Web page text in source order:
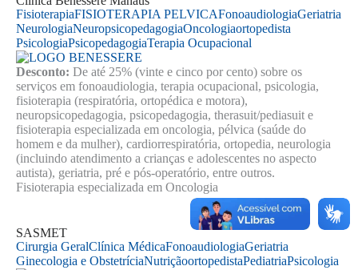
FisioterapiaFISIOTERAPIA PELVICAFonoaudiologiaGeriatria
NeurologiaNeuropsicopedagogiaOncologiaortopedista
PsicologiaPsicopedagogiaTerapia Ocupacional
Desconto: De até 25% (vinte e cinco por cento) sobre os
serviços em fonoaudiologia, terapia ocupacional, psicologia,
fisioterapia (respiratória, ortopédica e motora),
neuropsicopedagogia, psicopedagogia, therasuit/pediasuit e
fisioterapia especializada em oncologia, pélvica (saúde do
homem e da mulher), cardiorrespiratória, ortopedia, neurologia
(incluindo atendimento a crianças e adolescentes no aspecto
autista), geriatria, pré e pós-operatório, entre outros.
Fisioterapia especializada em Oncologia
SASMET
Cirurgia GeralClínica MédicaFonoaudiologiaGeriatria
Ginecologia e ObstetríciaNutriçãoortopedistaPediatriaPsicologia